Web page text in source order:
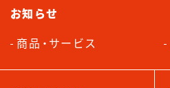
お知らせ
商品・サービス